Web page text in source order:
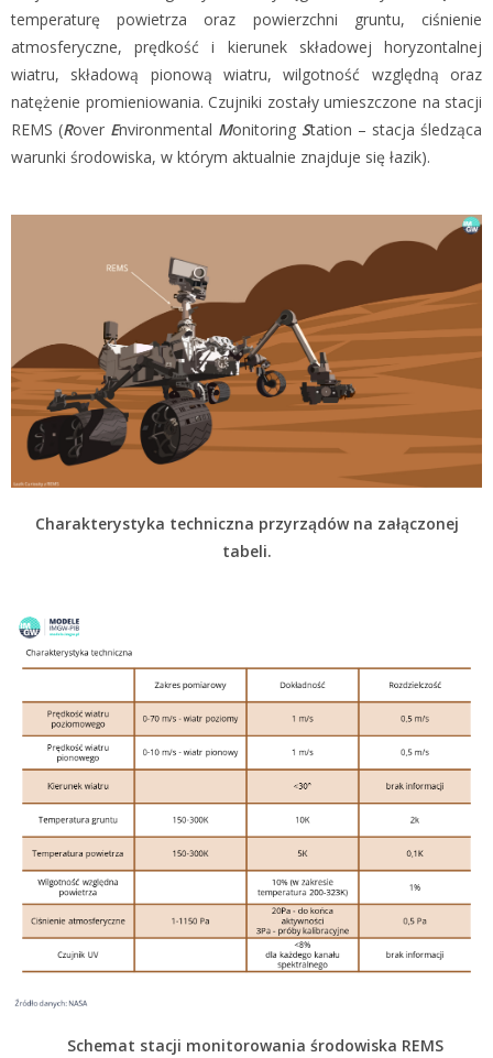
temperaturę powietrza oraz powierzchni gruntu, ciśnienie
atmosferyczne, prędkość i kierunek składowej horyzontalnej
wiatru, składową pionową wiatru, wilgotność względną oraz
natężenie promieniowania. Czujniki zostały umieszczone na stacji
REMS (Rover Environmental Monitoring Station – stacja śledząca
warunki środowiska, w którym aktualnie znajduje się łazik).
Charakterystyka techniczna przyrządów na załączonej
tabeli.
Schemat stacji monitorowania środowiska REMS